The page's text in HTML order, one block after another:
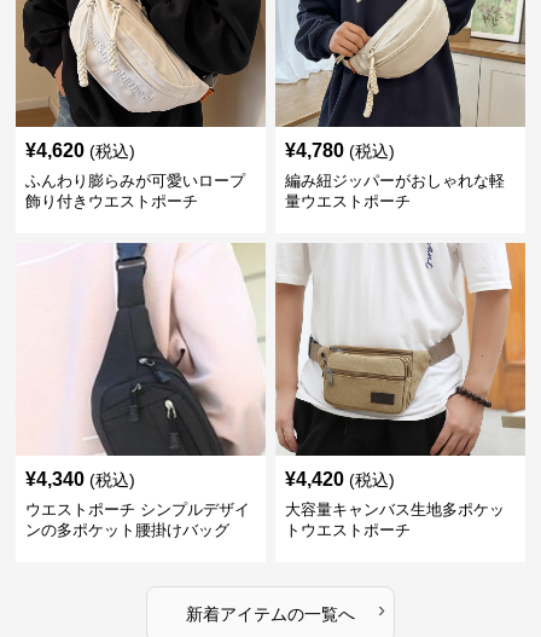
¥4,620 (税込)
ふんわり膨らみが可愛いロープ
飾り付きウエストポーチ
¥4,780 (税込)
編み紐ジッパーがおしゃれな軽
量ウエストポーチ
¥4,340 (税込)
ウエストポーチ シンプルデザイ
ンの多ポケット腰掛けバッグ
¥4,420 (税込)
大容量キャンバス生地多ポケッ
トウエストポーチ
新着アイテムの一覧へ ›